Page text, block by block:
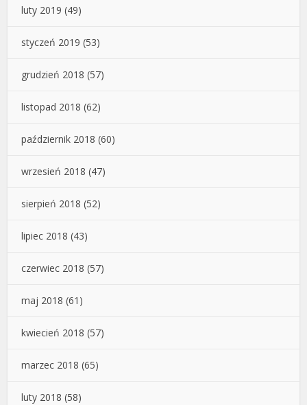
luty 2019 (49)
styczeń 2019 (53)
grudzień 2018 (57)
listopad 2018 (62)
październik 2018 (60)
wrzesień 2018 (47)
sierpień 2018 (52)
lipiec 2018 (43)
czerwiec 2018 (57)
maj 2018 (61)
kwiecień 2018 (57)
marzec 2018 (65)
luty 2018 (58)